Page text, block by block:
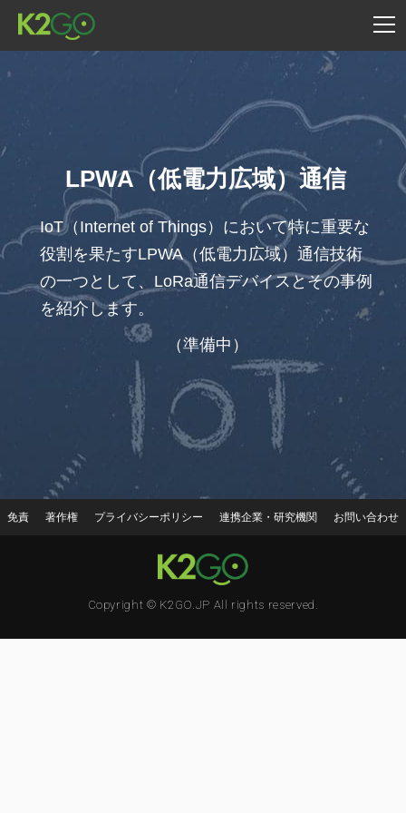
LPWA（低電力広域）通信
IoT（Internet of Things）において特に重要な
役割を果たすLPWA（低電力広域）通信技術
の一つとして、LoRa通信デバイスとその事例
を紹介します。
（準備中）
免責 著作権 プライバシーポリシー 連携企業・研究機関 お問い合わせ
Copyright © K2GO.JP All rights reserved.